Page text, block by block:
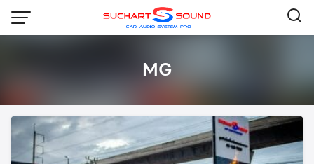
Skip
content
MG